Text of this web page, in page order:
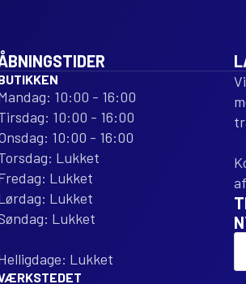
10:00 - 16:00
10:00 - 16:00
10:00 - 16:00
Lukket
Lukket
Lukket
Lukket
Lukket